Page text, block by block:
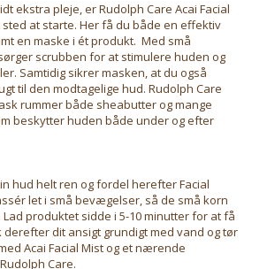
ekstra pleje, er Rudolph Care Acai Facial
sted at starte. Her få du både en effektiv
en maske i ét produkt. Med små
scrubben for at stimulere huden og
Samtidig sikrer masken, at du også
til den modtagelige hud. Rudolph Care
rummer både sheabutter og mange
beskytter huden både under og efter
hud helt ren og fordel herefter Facial
let i små bevægelser, så de små korn
produktet sidde i 5-10 minutter for at få
dit ansigt grundigt med vand og tør
Acai Facial Mist og et nærende
Care.